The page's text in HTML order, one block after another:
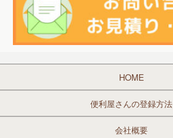
HOME
便利屋さんの登録方法
会社概要